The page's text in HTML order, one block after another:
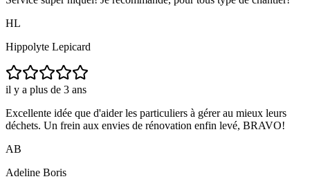
HL
Hippolyte Lepicard
il y a plus de 3 ans
Excellente idée que d'aider les particuliers à gérer au mieux leurs
déchets. Un frein aux envies de rénovation enfin levé, BRAVO!
AB
Adeline Boris